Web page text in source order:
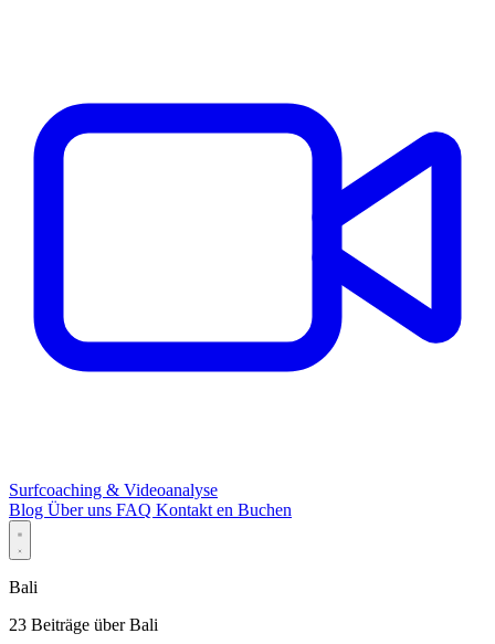
Surfcoaching & Videoanalyse
Blog Über uns FAQ Kontakten Buchen
Bali
23 Beiträge über Bali